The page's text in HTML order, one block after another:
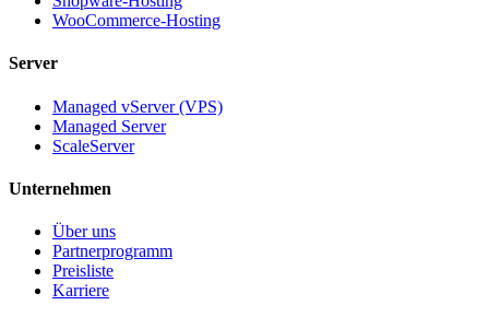
WooCommerce-Hosting
Server
Managed vServer (VPS)
Managed Server
ScaleServer
Unternehmen
Über uns
Partnerprogramm
Preisliste
Karriere